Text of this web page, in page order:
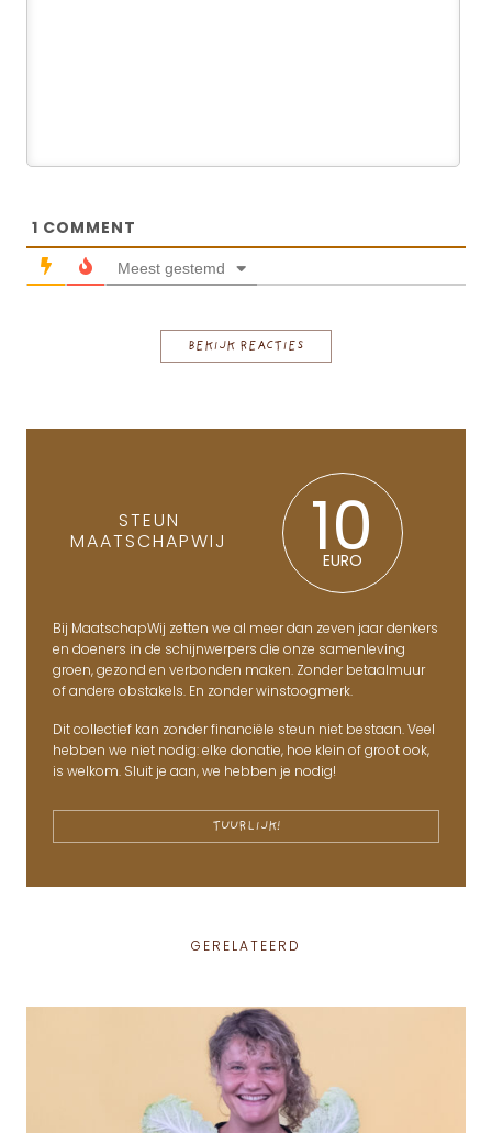
1 COMMENT
Meest gestemd
BEKIJK REACTIES
STEUN
MAATSCHAPWIJ
10
EURO
Bij MaatschapWij zetten we al meer dan zeven jaar denkers
en doeners in de schijnwerpers die onze samenleving
groen, gezond en verbonden maken. Zonder betaalmuur
of andere obstakels. En zonder winstoogmerk.
Dit collectief kan zonder financiële steun niet bestaan. Veel
hebben we niet nodig: elke donatie, hoe klein of groot ook,
is welkom. Sluit je aan, we hebben je nodig!
TUURLIJK!
GERELATEERD